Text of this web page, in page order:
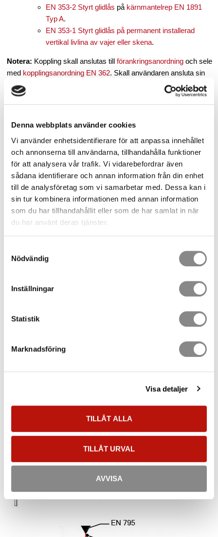
Denna webbplats använder cookies
Vi använder enhetsidentifierare för att anpassa innehållet
och annonserna till användarna, tillhandahålla funktioner
för att analysera vår trafik. Vi vidarebefordrar även
sådana identifierare och annan information från din enhet
till de analysföretag som vi samarbetar med. Dessa kan i
sin tur kombinera informationen med annan information
som du har tillhandahållit eller som de har samlat in när
du har använt deras tjänster.
Nödvändig
Inställningar
Statistik
Marknadsföring
Visa detaljer
TILLÅT ALLA
TILLÅT URVAL
AVVISA
EN 353-2 Styrt glidlås på kärnmantelrep EN 1891
Typ A.
EN 353-1 Styrt glidlås på permanent installerad
vertikal livlina av vajer eller skena.
Notera: Koppling skall anslutas till förankringsanordning och sele
med kopplingsanordning EN 362. Skall användaren ansluta sin
koppling med kopplingsanordning EN 362 direkt i en statisk
struktur som t.e.x ställningsrör, stegpinnar eller stag i
strukturens minsta hållfasthet framgår i kopplingens
bruksanvisning och kan variera från 12 kN - 18 kN (1200 kg -
1800 kg) beroende på användning.
Viktigt:
Fri höjd
är säkerhetsavståndet under användaren som
stoppa ett fritt fall innan användaren slår i marken eller annat
hinder under användaren. Information om den fria höjden anges i
förankringspunkten eller från användarens fotnivå. Notera att
bromssträckan längre, måste detta adderas på den fria höjden.